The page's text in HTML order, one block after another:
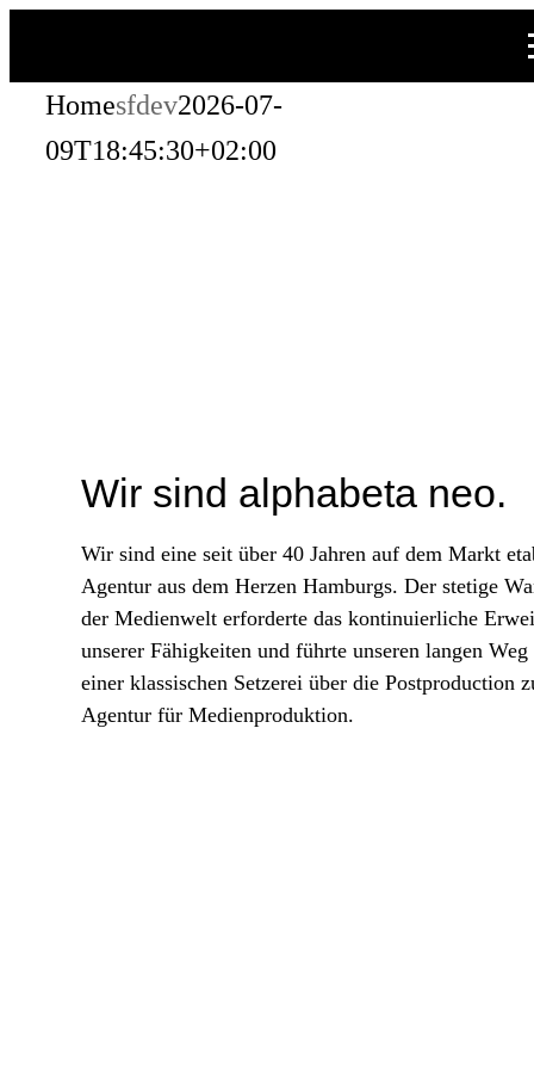
Inhalt
springen
Homesfdev2026-07-
09T18:45:30+02:00
Wir sind alphabeta neo.
Wir sind eine seit über 40 Jahren auf dem Markt
Agentur aus dem Herzen Hamburgs. Der stetige
der Medienwelt erforderte das kontinuierliche
unserer Fähigkeiten und führte unseren langen
einer klassischen Setzerei über die Postproduction
Agentur für Medienproduktion.